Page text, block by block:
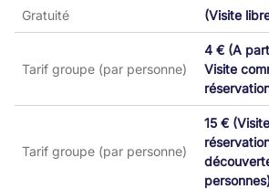
Gratuité (Visite
Tarif groupe (par personne)
4 € (A
Visite
Tarif groupe (par personne)
15 €